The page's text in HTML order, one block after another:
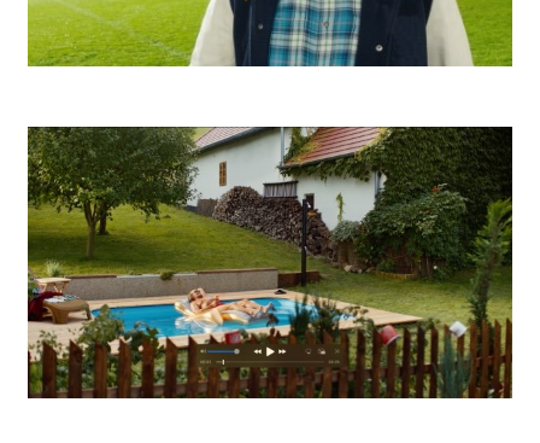
Niké Basketbal